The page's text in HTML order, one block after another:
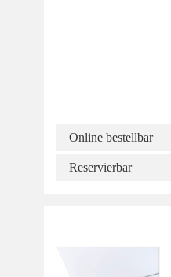
Online bestellbar
Reservierbar